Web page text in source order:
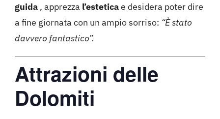
guida , apprezza l’esteticae desidera poter dire
a fine giornata con un ampio sorriso: “È stato
davvero fantastico”.
Attrazioni delle
Dolomiti